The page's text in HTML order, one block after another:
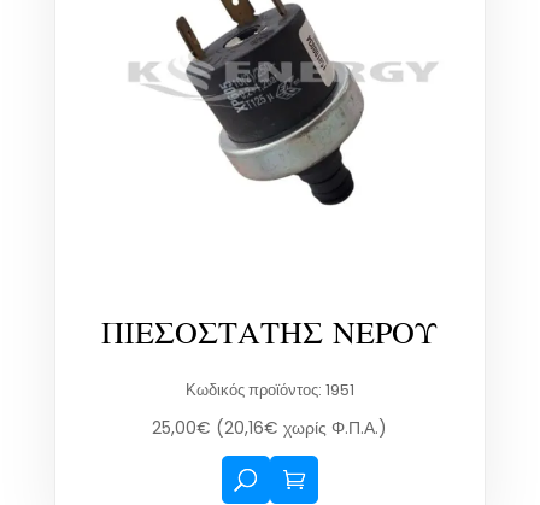
ΠΙΕΣΟΣΤΑΤΗΣ ΝΕΡΟΥ
Κωδικός προϊόντος: 1951
25,00€ (20,16€ χωρίς Φ.Π.Α.)